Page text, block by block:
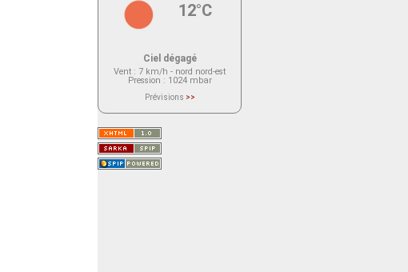
12°C
Ciel dégagé
Vent : 7 km/h - nord nord-est
Pression : 1024 mbar
Prévisions >>
actuellement aucune prévision
Saint-Nom.
Veuillez consulter le message du
service ci-dessous.
(401 - Invalid API key. Please see
https://openweathermap.org/faq#error401